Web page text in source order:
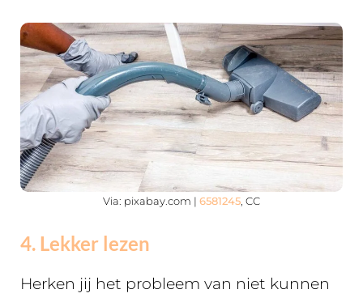
Via: pixabay.com | 6581245 , CC
4. Lekker lezen
Herken jij het probleem van niet kunnen